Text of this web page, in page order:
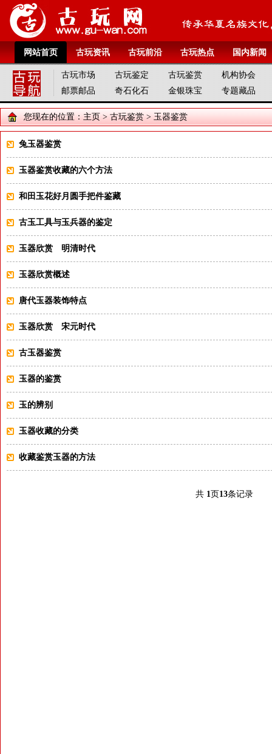
网站首页 古玩资讯 古玩前沿 古玩热点 国内新闻
古玩市场 古玩鉴定 古玩鉴赏
机构协会
邮票邮品
奇石化石 金银珠宝 专题藏品
您现在的位置： 主页 > 古玩鉴赏 > 玉器鉴赏
兔玉器鉴赏
玉器鉴赏收藏的六个方法
和田玉花好月圆手把件鉴藏
古玉工具与玉兵器的鉴定
玉器欣赏 明清时代
玉器欣赏概述
唐代玉器装饰特点
玉器欣赏 宋元时代
古玉器鉴赏
玉器的鉴赏
玉的辨别
玉器收藏的分类
收藏鉴赏玉器的方法
共 1页13条记录